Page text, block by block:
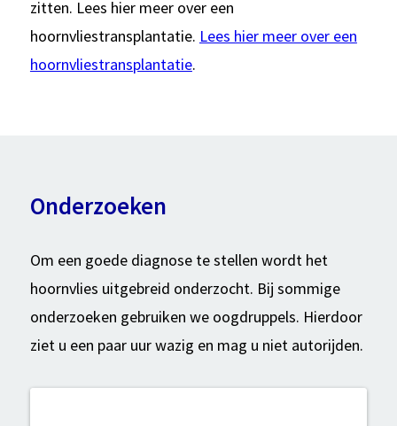
zitten. Lees hier meer over een
hoornvliestransplantatie. Lees hier meer over een
hoornvliestransplantatie.
Onderzoeken
Om een goede diagnose te stellen wordt het
hoornvlies uitgebreid onderzocht. Bij sommige
onderzoeken gebruiken we oogdruppels. Hierdoor
ziet u een paar uur wazig en mag u niet autorijden.